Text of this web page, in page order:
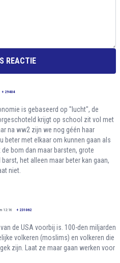
REACTIE
+ 29404
is gebaseerd op "lucht", de
krijgt op school zit vol met
na ww2 zijn we nog géén haar
beter met elkaar om kunnen gaan als
bom dan maar barsten, grote
het alleen maar beter kan gaan,
niet.
12:16 + 231062
de USA voorbij is. 100-den miljarden
volkeren (moslims) en volkeren die
zijn. Laat ze maar gaan werken voor